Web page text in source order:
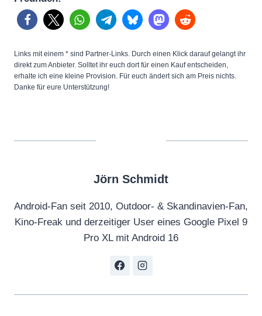
Links mit einem * sind Partner-Links. Durch einen Klick darauf gelangt ihr
direkt zum Anbieter. Solltet ihr euch dort für einen Kauf entscheiden,
erhalte ich eine kleine Provision. Für euch ändert sich am Preis nichts.
Danke für eure Unterstützung!
Jörn Schmidt
Android-Fan seit 2010, Outdoor- & Skandinavien-Fan,
Kino-Freak und derzeitiger User eines Google Pixel 9
Pro XL mit Android 16